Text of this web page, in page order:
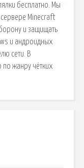
бесплатно. Мы
Minecraft
и защищать
и андроидных
сети. В
по жанру чётких